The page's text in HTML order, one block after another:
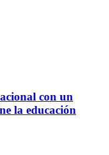
con un
la educación